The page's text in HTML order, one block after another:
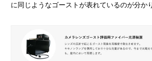
に同じようなゴーストが表れているのが分か